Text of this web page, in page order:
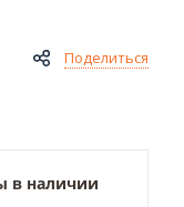
Поделиться
в наличии